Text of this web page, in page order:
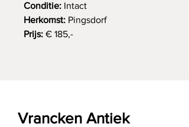
Conditie: Intact
Herkomst: Pingsdorf
Prijs: € 185,-
Vrancken Antiek